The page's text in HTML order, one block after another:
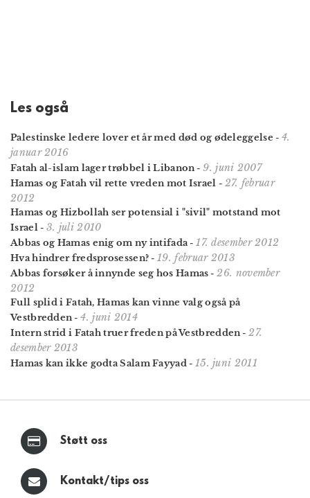
Les også
Palestinske ledere lover et år med død og ødeleggelse - 4.
januar 2016
Fatah al-islam lager trøbbel i Libanon -9. juni 2007
Hamas og Fatah vil rette vreden mot Israel - 27. februar
2012
Hamas og Hizbollah ser potensial i "sivil" motstand mot
Israel - 3. juli 2010
Abbas og Hamas enig om ny intifada - 17. desember 2012
Hva hindrer fredsprosessen? - 19. februar 2013
Abbas forsøker å innynde seg hos Hamas - 26. november
2012
Full splid i Fatah, Hamas kan vinne valg også på
Vestbredden -4. juni 2014
Intern strid i Fatah truer freden på Vestbredden - 27.
desember 2013
Hamas kan ikke godta Salam Fayyad - 15. juni 2011
Støtt oss
Kontakt/tips oss